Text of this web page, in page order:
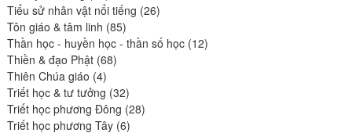
produits
Tiểu sử nhân vật nổi tiếng 2626
Tôn giáo & tâm linh 8585
produits
Thần học - huyền học - thần số học 1212
Thiền & đạo Phật 6868
Thiên Chúa giáo 44
produits
Triết học & tư tưởng 3232
produits
Triết học phương Đông 2828
Triết học phương Tây 66